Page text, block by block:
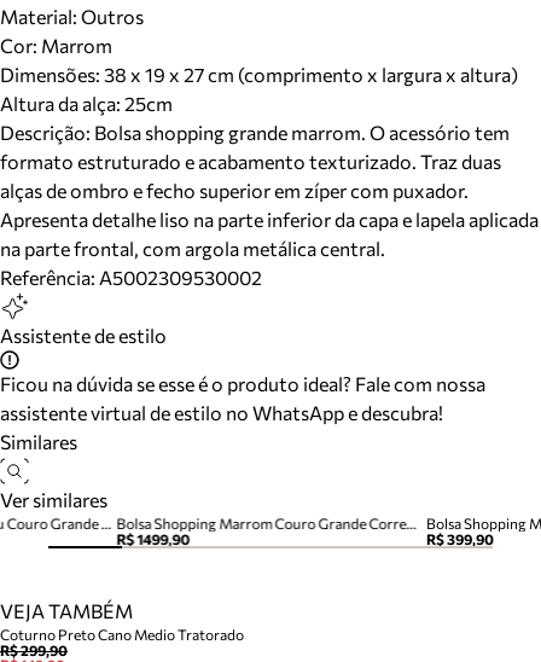
Material: Outros
Cor: Marrom
Dimensões: 38 x 19 x 27 cm (comprimento x largura x altura)
Altura da alça: 25cm
Descrição: Bolsa shopping grande marrom. O acessório tem
formato estruturado e acabamento texturizado. Traz duas
alças de ombro e fecho superior em zíper com puxador.
Apresenta detalhe liso na parte inferior da capa e lapela aplicada
na parte frontal, com argola metálica central.
Referência: A5002309530002
Assistente de estilo
Ficou na dúvida se esse é o produto ideal? Fale com nossa
assistente virtual de estilo no WhatsApp e descubra!
Similares
Ver similares
Bolsa Shopping Marrom Couro Grande Corrente
R$ 1499,90
Bolsa Shopping
R$ 399,90
Bolsa Shopping Marrom Cacau Couro Grande Alça Corrente
VEJA TAMBÉM
Coturno Preto Cano Medio Tratorado
R$ 299,90